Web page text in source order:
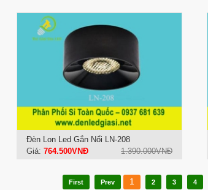
Đèn Lon Led Gắn Nổi LN-208
Giá: 764.500VNĐ 1.390.000VNĐ
First Prev 1 2 3 4